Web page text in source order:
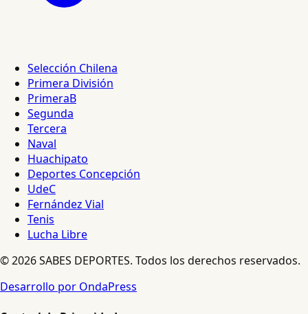
Selección Chilena
Primera División
PrimeraB
Segunda
Tercera
Naval
Huachipato
Deportes Concepción
UdeC
Fernández Vial
Tenis
Lucha Libre
© 2026 SABES DEPORTES. Todos los derechos reservados.
Desarrollo por OndaPress